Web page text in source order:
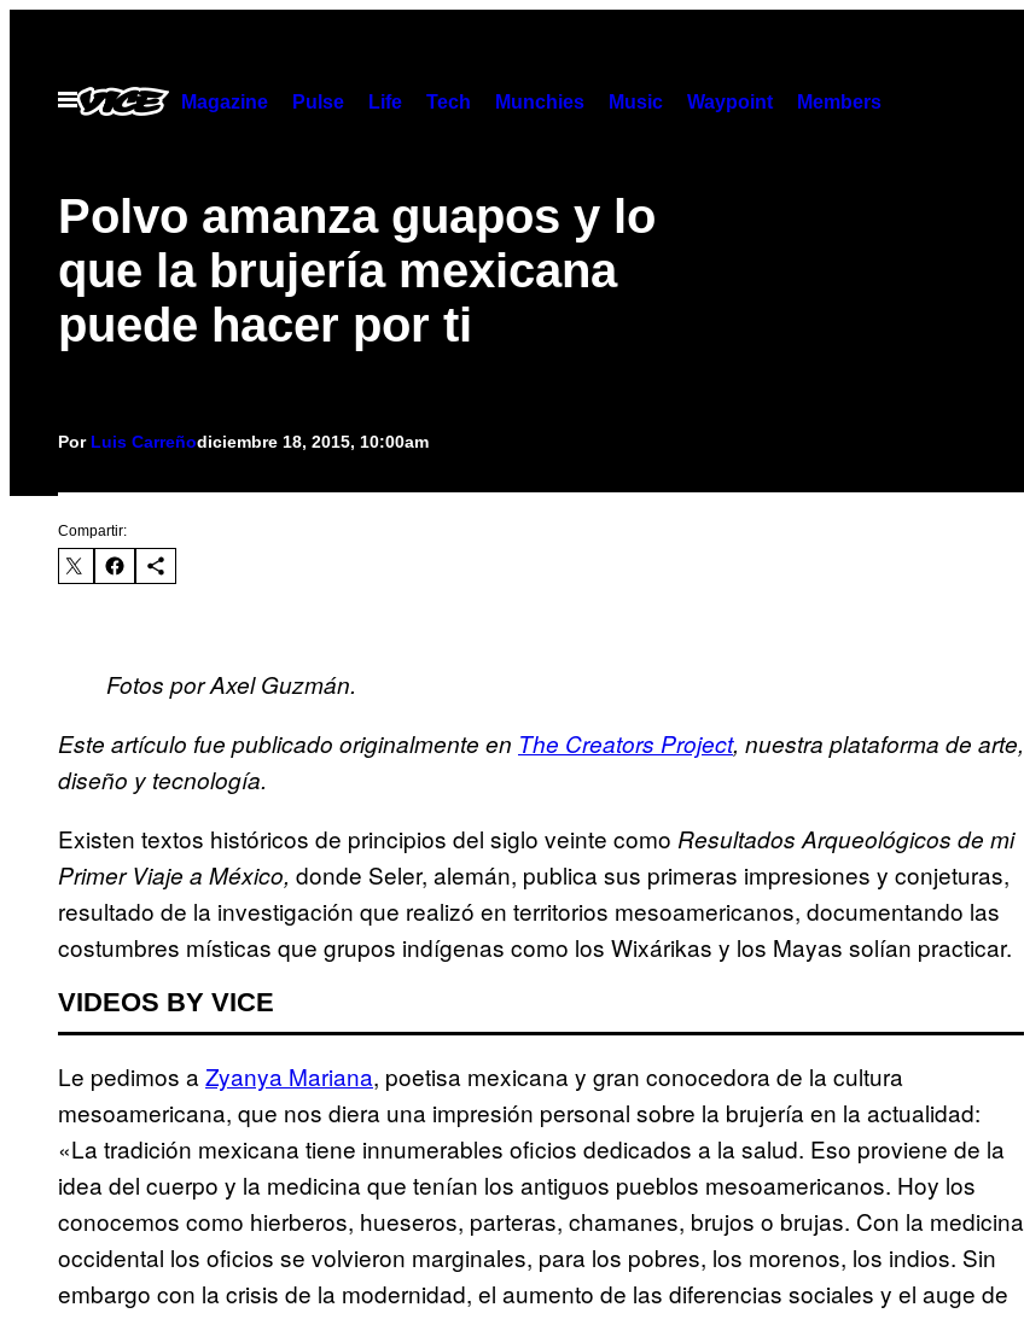
contenido
Abrir
Menú
Magazine Pulse Life Tech Munchies Music Waypoint Members
Polvo amanza guapos y lo
que la brujería mexicana
puede hacer por ti
Por Luis Carreñodiciembre 18, 2015, 10:00am
Compartir:
Fotos por Axel Guzmán.
Este artículo fue publicado originalmente en The Creators Project, nuestra plataforma de arte,
diseño y tecnología.
Existen textos históricos de principios del siglo veinte como Resultados Arqueológicos de mi
Primer Viaje a México, donde Seler, alemán, publica sus primeras impresiones y conjeturas,
resultado de la investigación que realizó en territorios mesoamericanos, documentando las
costumbres místicas que grupos indígenas como los Wixárikas y los Mayas solían practicar.
VIDEOS BY VICE
Le pedimos a Zyanya Mariana, poetisa mexicana y gran conocedora de la cultura
mesoamericana, que nos diera una impresión personal sobre la brujería en la actualidad:
«La tradición mexicana tiene innumerables oficios dedicados a la salud. Eso proviene de la
idea del cuerpo y la medicina que tenían los antiguos pueblos mesoamericanos. Hoy los
conocemos como hierberos, hueseros, parteras, chamanes, brujos o brujas. Con la medicina
occidental los oficios se volvieron marginales, para los pobres, los morenos, los indios. Sin
embargo con la crisis de la modernidad, el aumento de las diferencias sociales y el auge de